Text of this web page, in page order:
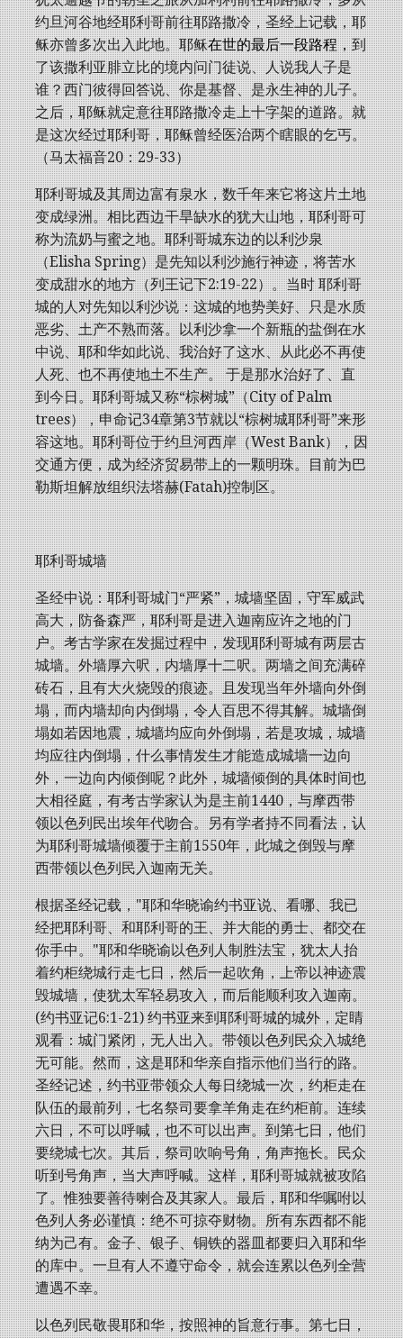
约旦河谷地经耶利哥前往耶路撒冷，圣经上记载，耶
稣亦曾多次出入此地。耶稣在世的最后一段路程，到
了该撒利亚腓立比的境内问门徒说、人说我人子是
谁？西门彼得回答说、你是基督、是永生神的儿子。
之后，耶稣就定意往耶路撒冷走上十字架的道路。就
是这次经过耶利哥，耶稣曾经医治两个瞎眼的乞丐。
（马太福音20：29-33）
耶利哥城及其周边富有泉水，数千年来它将这片土地
变成绿洲。相比西边干旱缺水的犹大山地，耶利哥可
称为流奶与蜜之地。耶利哥城东边的以利沙泉
（Elisha Spring）是先知以利沙施行神迹，将苦水
变成甜水的地方（列王记下2:19-22）。当时 耶利哥
城的人对先知以利沙说：这城的地势美好、只是水质
恶劣、土产不熟而落。以利沙拿一个新瓶的盐倒在水
中说、耶和华如此说、我治好了这水、从此必不再使
人死、也不再使地土不生产。 于是那水治好了、直
到今日。耶利哥城又称“棕树城”（City of Palm
trees），申命记34章第3节就以“棕树城耶利哥”来形
容这地。耶利哥位于约旦河西岸（West Bank），因
交通方便，成为经济贸易带上的一颗明珠。目前为巴
勒斯坦解放组织法塔赫(Fatah)控制区。
耶利哥城墙
圣经中说：耶利哥城门“严紧”，城墙坚固，守军威武
高大，防备森严，耶利哥是进入迦南应许之地的门
户。考古学家在发掘过程中，发现耶利哥城有两层古
城墙。外墙厚六呎，内墙厚十二呎。两墙之间充满碎
砖石，且有大火烧毁的痕迹。且发现当年外墙向外倒
塌，而内墙却向内倒塌，令人百思不得其解。城墙倒
塌如若因地震，城墙均应向外倒塌，若是攻城，城墙
均应往内倒塌，什么事情发生才能造成城墙一边向
外，一边向内倾倒呢？此外，城墙倾倒的具体时间也
大相径庭，有考古学家认为是主前1440，与摩西带
领以色列民出埃年代吻合。另有学者持不同看法，认
为耶利哥城墙倾覆于主前1550年，此城之倒毁与摩
西带领以色列民入迦南无关。
根据圣经记载，"耶和华晓谕约书亚说、看哪、我已
经把耶利哥、和耶利哥的王、并大能的勇士、都交在
你手中。"耶和华晓谕以色列人制胜法宝，犹太人抬
着约柜绕城行走七日，然后一起吹角，上帝以神迹震
毁城墙，使犹太军轻易攻入，而后能顺利攻入迦南。
(约书亚记6:1-21) 约书亚来到耶利哥城的城外，定睛
观看：城门紧闭，无人出入。带领以色列民众入城绝
无可能。然而，这是耶和华亲自指示他们当行的路。
圣经记述，约书亚带领众人每日绕城一次，约柜走在
队伍的最前列，七名祭司要拿羊角走在约柜前。连续
六日，不可以呼喊，也不可以出声。到第七日，他们
要绕城七次。其后，祭司吹响号角，角声拖长。民众
听到号角声，当大声呼喊。这样，耶利哥城就被攻陷
了。惟独要善待喇合及其家人。最后，耶和华嘱咐以
色列人务必谨慎：绝不可掠夺财物。所有东西都不能
纳为己有。金子、银子、铜铁的器皿都要归入耶和华
的库中。一旦有人不遵守命令，就会连累以色列全营
遭遇不幸。
以色列民敬畏耶和华，按照神的旨意行事。第七日，